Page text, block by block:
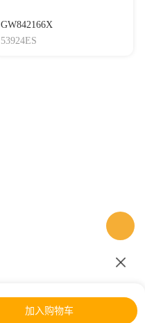
GW842166X
53924ES
加入购物车